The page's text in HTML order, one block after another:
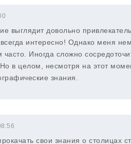
выглядит довольно
интересно! Однако меня
Иногда сложно
в целом, несмотря на этот
знания.
свои знания о столицах